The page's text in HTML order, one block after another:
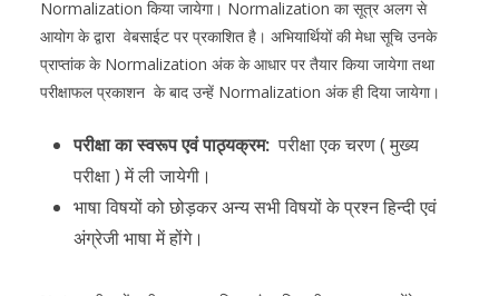
Normalization किया जायेगा। Normalization का सूत्र अलग से
आयोग के द्वारा वेबसाईट पर प्रकाशित है। अभियार्थियों की मेधा सूचि उनके
प्राप्तांक के Normalization अंक के आधार पर तैयार किया जायेगा तथा
परीक्षाफल प्रकाशन के बाद उन्हें Normalization अंक ही दिया जायेगा।
परीक्षा का स्वरूप एवं पाठ्यक्रम: परीक्षा एक चरण ( मुख्य
परीक्षा ) में ली जायेगी।
भाषा विषयों को छोड़कर अन्य सभी विषयों के प्रश्न हिन्दी एवं
अंग्रेजी भाषा में होंगे।